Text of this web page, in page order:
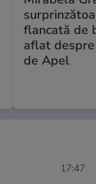
flancată de
aflat
de Apel
17:47